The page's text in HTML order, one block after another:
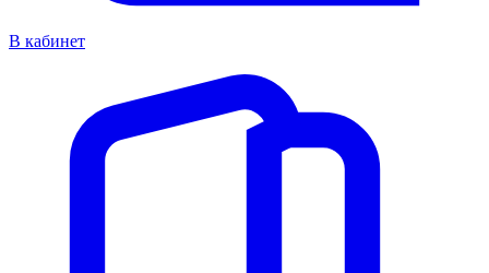
В кабинет